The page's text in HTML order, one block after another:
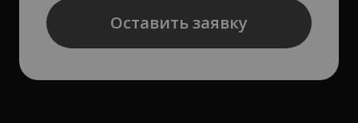
Оставить заявку